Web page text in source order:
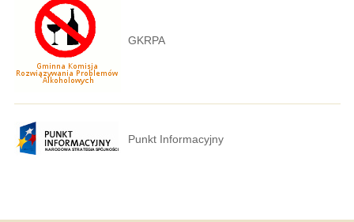
GKRPA
Punkt Informacyjny